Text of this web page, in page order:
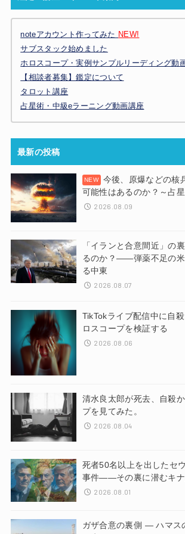
noteアカウント作ってみた NEW!
サブスタック始めました
ホロスコープ・実例サンプルリーディング動
【相談者募集】鑑定について
タロット講座
占星術・中級eラーニング動画講座
最新の投稿
今後、原爆などの核
可能性はあるのか？～占
2026.08.09
「イランと合意間近」の
るのか？——弾薬不足の米
る中東
2026.08.07
TikTokライブ配信中に自
ロスコープを検証する
2026.08.06
清水良太郎が死去、自殺
プを見てみた。
2026.08.04
死者50名以上を出したセ
事件——その裏に潜むキナ
2026.08.01
ガザ合意の裏側 ― ハマス